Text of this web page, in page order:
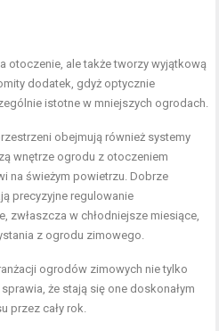
otoczenie, ale także tworzy wyjątkową
dodatek, gdyż optycznie
istotne w mniejszych ogrodach.
obejmują również systemy
wnętrze ogrodu z otoczeniem
na świeżym powietrzu. Dobrze
precyzyjne regulowanie
zwłaszcza w chłodniejsze miesiące,
z ogrodu zimowego.
ogrodów zimowych nie tylko
że stają się one doskonałym
przez cały rok.